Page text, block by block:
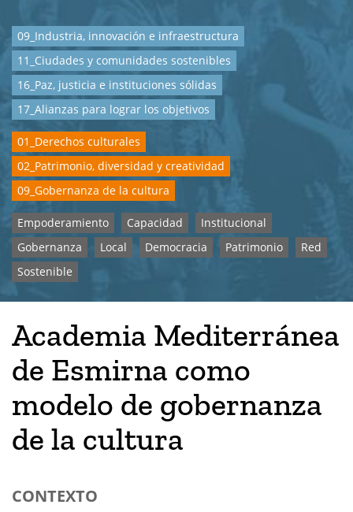
09_Industria, innovación e infraestructura
11_Ciudades y comunidades sostenibles
16_Paz, justicia e instituciones sólidas
17_Alianzas para lograr los objetivos
01_Derechos culturales
02_Patrimonio, diversidad y creatividad
09_Gobernanza de la cultura
Empoderamiento Capacidad
Institucional
Gobernanza
Local Democracia Patrimonio
Red
Sostenible
Academia Mediterránea
de Esmirna como
modelo de gobernanza
de la cultura
CONTEXTO